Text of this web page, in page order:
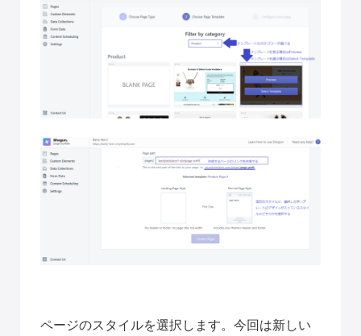
ページのスタイルを選択します。今回は新しい